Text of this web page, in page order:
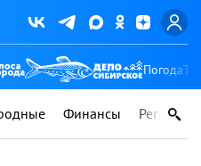
Погода
Финансы Регионы